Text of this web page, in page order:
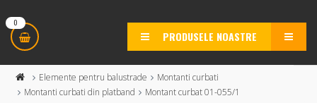
0
PRODUSELE NOASTRE MENU
Elemente pentru balustrade
Montanti curbati
Montanti curbati din platband
Montant curbat 01-055/1